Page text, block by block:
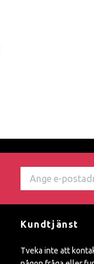
Kundtjänst
Tveka inte att